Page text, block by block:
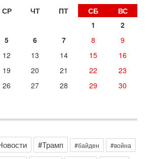
авиакомпании «Аркия»
конфликт.
Трамп сегодня рассматривает
военной операции против Ирана
партия изменит всё? Если
появиться полноценный арабо-
сил, если арабский список
«Дракон» ядерным
СР ЧТ ПТ СБ
ВС
1
2
5 6 7 8
9
12 13 14 15
16
19 20 21 22
23
26 27 28 29
30
#Трамп #байден #война